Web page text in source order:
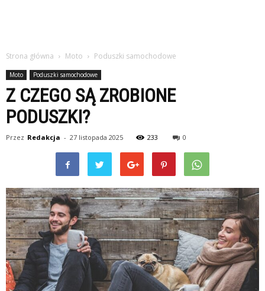
Strona główna Moto Poduszki samochodowe
Moto Poduszki samochodowe
Z CZEGO SĄ ZROBIONE
PODUSZKI?
Przez Redakcja - 27 listopada 2025 233 0